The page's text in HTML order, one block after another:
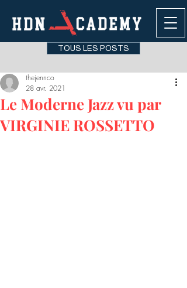
TOUS LES POSTS
Le Moderne Jazz vu par
VIRGINIE ROSSETTO
thejennco
28 avr. 2021